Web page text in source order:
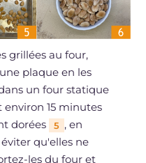
grillées au four,
plaque en les
un four statique
environ 15 minutes
dorées
5 , en
qu'elles ne
les du four et